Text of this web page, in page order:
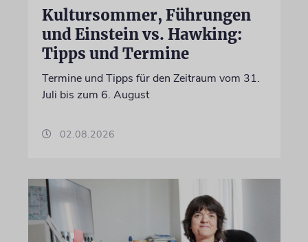
Kultursommer, Führungen
und Einstein vs. Hawking:
Tipps und Termine
Termine und Tipps für den Zeitraum vom 31.
Juli bis zum 6. August
02.08.2026